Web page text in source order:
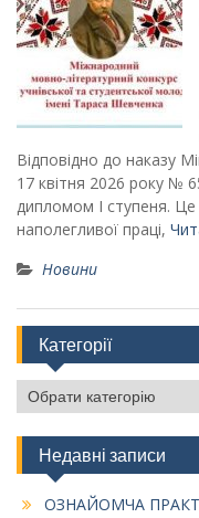
Відповідно до наказу
17 квітня 2026 року №
дипломом І ступеня.
наполегливої праці,
Новини
Категорії
Категорії
Недавні записи
ОЗНАЙОМЧА